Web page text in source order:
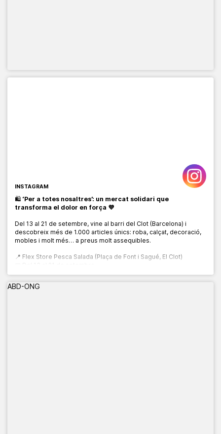
INSTAGRAM
🛍️ ‘Per a totes nosaltres’: un mercat solidari que
transforma el dolor en força 💜
Del 13 al 21 de setembre, vine al barri del Clot (Barcelona) i
descobreix més de 1.000 articles únics: roba, calçat, decoració,
mobles i molt més… a preus molt assequibles.
📍 Flex Store Pesca Salada (Plaça de Font i Sagué, El Clot)
🕙 De 10:00 a 20:00 h
ABD-ONG